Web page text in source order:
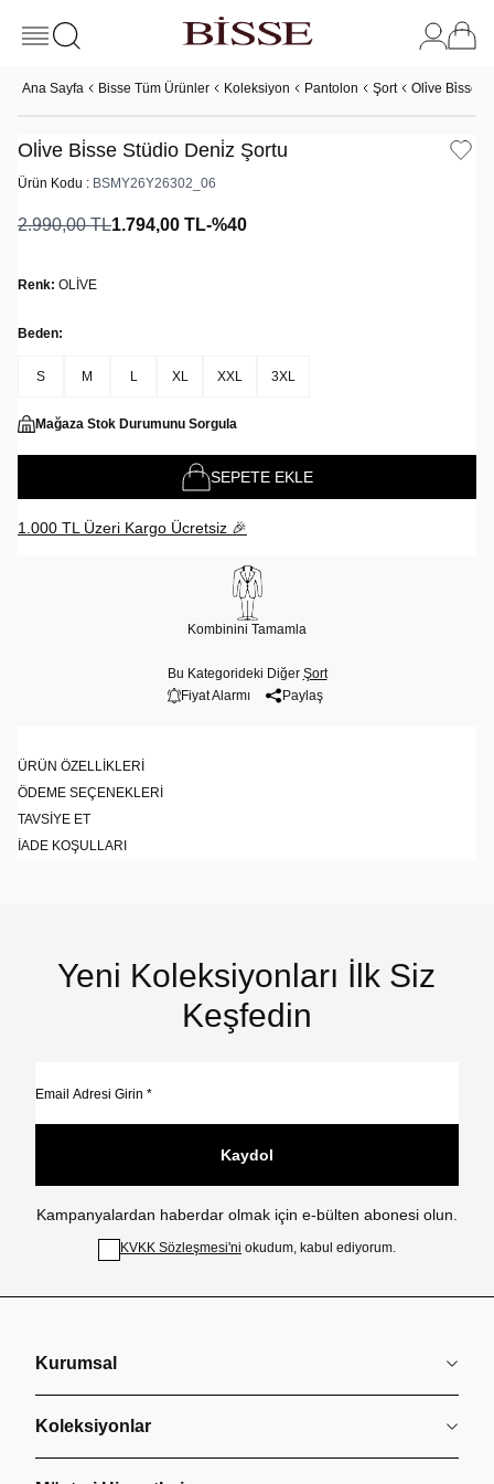
Ana Sayfa Bisse Tüm Ürünler Koleksiyon Pantolon Şort Oli̇ve Bi̇sse
Oli̇ve Bi̇sse Stüdio Deni̇z Şortu
Ürün Kodu : BSMY26Y26302_06
2.990,00TL1.794,00 TL-%40
Renk: OLİVE
Beden:
S M L XL XXL 3XL
Mağaza Stok Durumunu Sorgula
SEPETE EKLE
1.000 TL Üzeri Kargo Ücretsiz 🎉
Kombinini Tamamla
Bu Kategorideki Diğer Şort
Fiyat Alarmı
Paylaş
ÜRÜN ÖZELLIKLERI
ÖDEME SEÇENEKLERI
TAVSIYE ET
İADE KOŞULLARI
Yeni Koleksiyonları İlk Siz
Keşfedin
Kaydol
Kampanyalardan haberdar olmak için e-bülten abonesi olun.
KVKK Sözleşmesi'ni okudum, kabul ediyorum.
Kurumsal
Koleksiyonlar